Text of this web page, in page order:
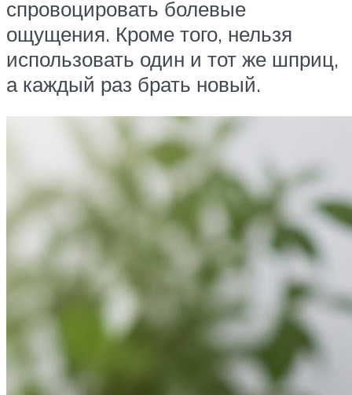
спровоцировать болевые
ощущения. Кроме того, нельзя
использовать один и тот же шприц,
а каждый раз брать новый.